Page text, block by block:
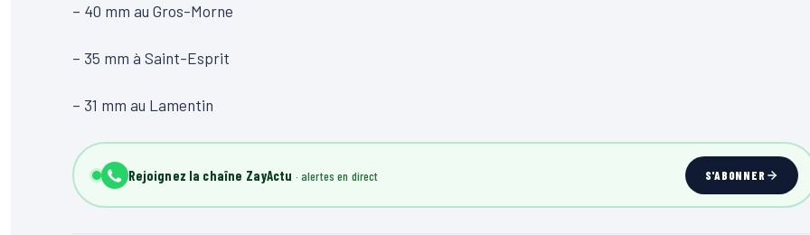
– 40 mm au Gros-Morne
– 35 mm à Saint-Esprit
– 31 mm au Lamentin
Rejoignez la chaîne ZayActu S'ABONNER